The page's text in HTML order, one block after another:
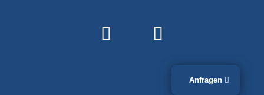
Anfragen